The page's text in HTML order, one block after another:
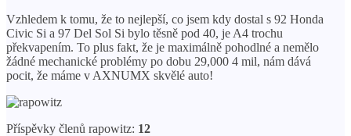
Vzhledem k tomu, že to nejlepší, co jsem kdy dostal s 92 Honda
Civic Si a 97 Del Sol Si bylo těsně pod 40, je A4 trochu
překvapením. To plus fakt, že je maximálně pohodlné a nemělo
žádné mechanické problémy po dobu 29,000 4 mil, nám dává
pocit, že máme v AXNUMX skvělé auto!
Příspěvky členů rapowitz: 12